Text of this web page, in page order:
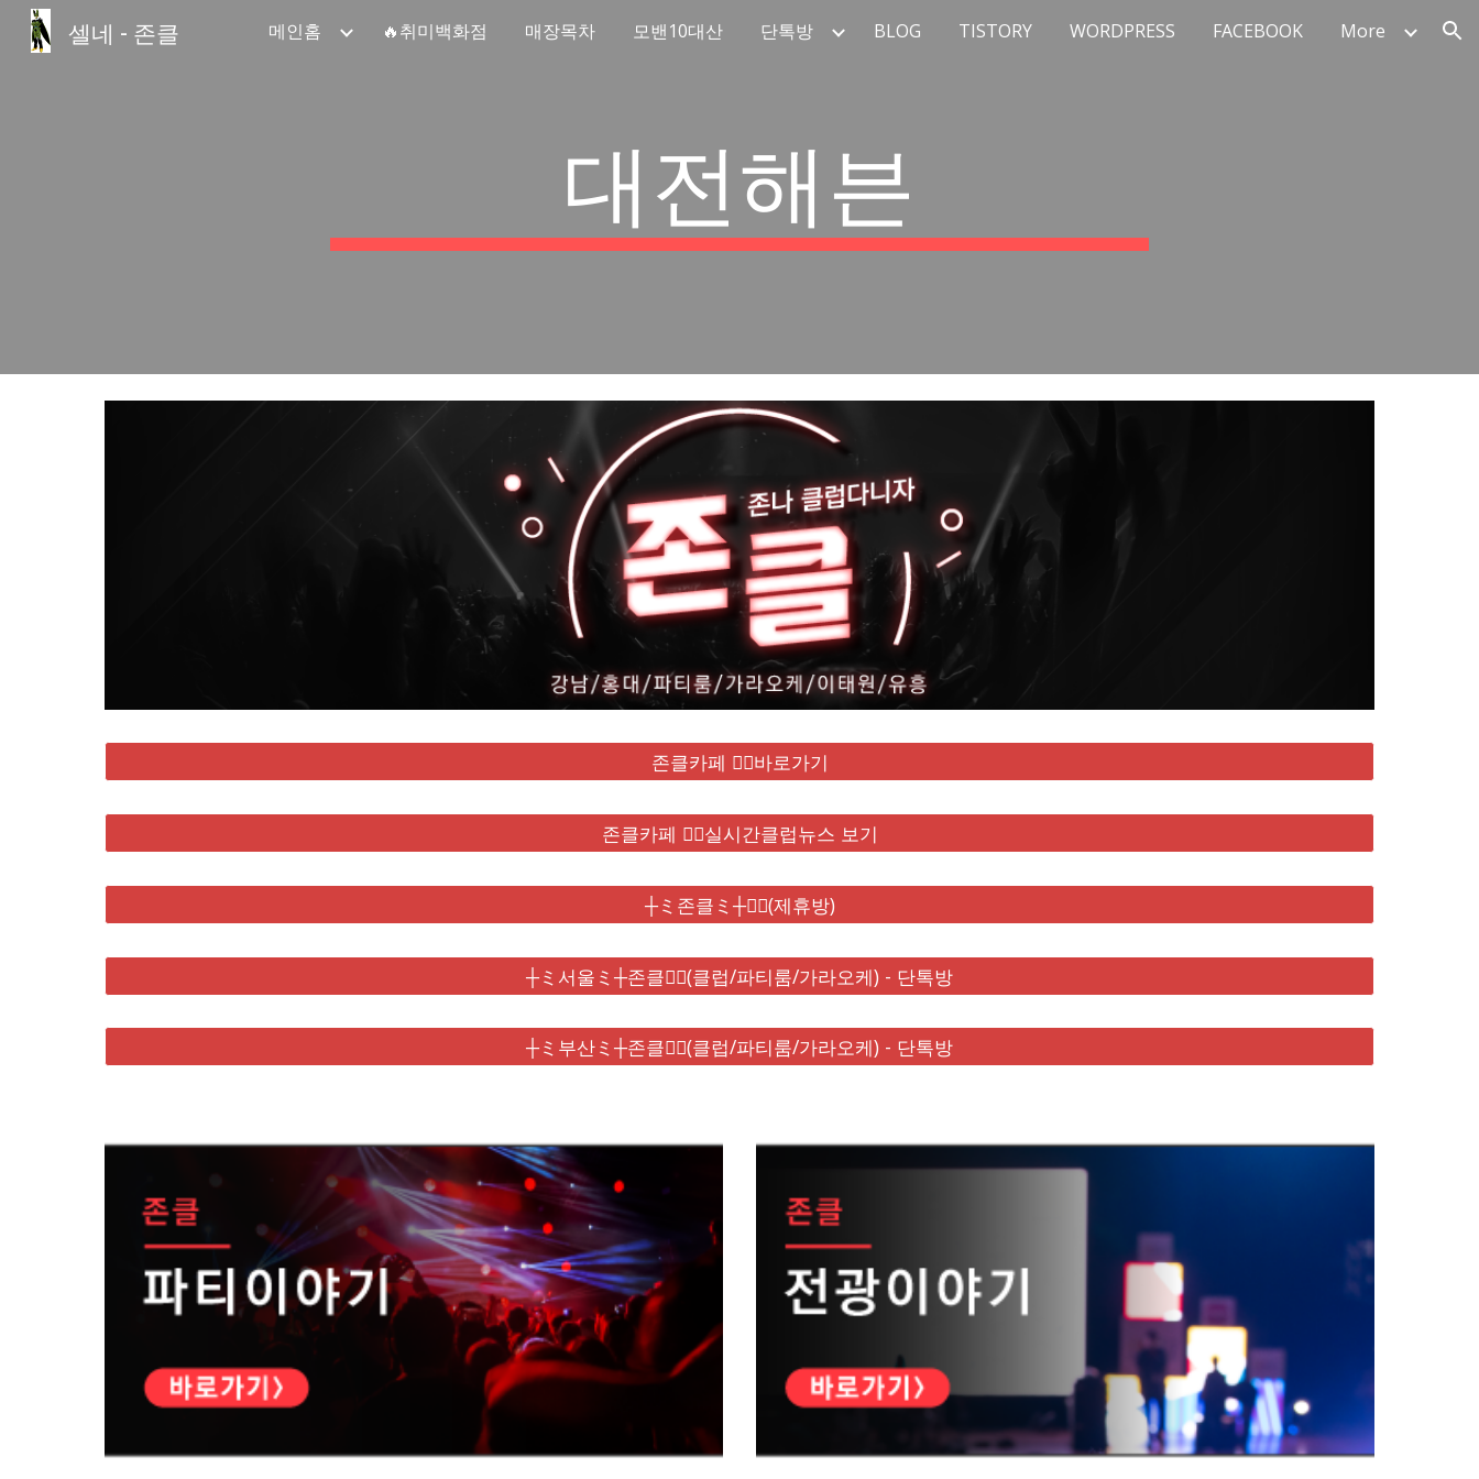
Skip to main content Skip to navigation
셀네 - 존클 메인홈 🔥취미백화점 매장목차 모밴10대산 단톡방 BLOG TISTORY WORDPRESS FACEBOOK More
대전해븐
존클카페 ❤️‍🔥바로가기
존클카페 ❤️‍🔥실시간클럽뉴스 보기
┼ミ존클ミ┼❤️‍🔥(제휴방)
┼ミ서울ミ┼존클❤️‍🔥(클럽/파티룸/가라오케) - 단톡방
┼ミ부산ミ┼존클❤️‍🔥(클럽/파티룸/가라오케) - 단톡방